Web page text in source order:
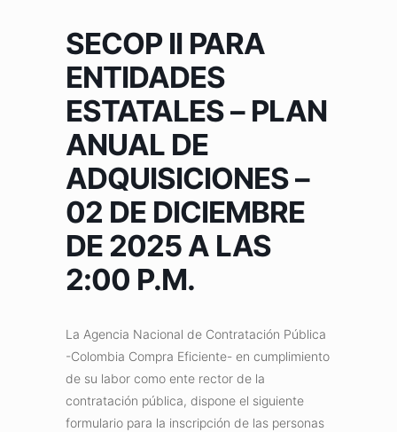
SECOP II PARA
ENTIDADES
ESTATALES – PLAN
ANUAL DE
ADQUISICIONES –
02 DE DICIEMBRE
DE 2025 A LAS
2:00 P.M.
La Agencia Nacional de Contratación Pública
-Colombia Compra Eficiente- en cumplimiento
de su labor como ente rector de la
contratación pública, dispone el siguiente
formulario para la inscripción de las personas